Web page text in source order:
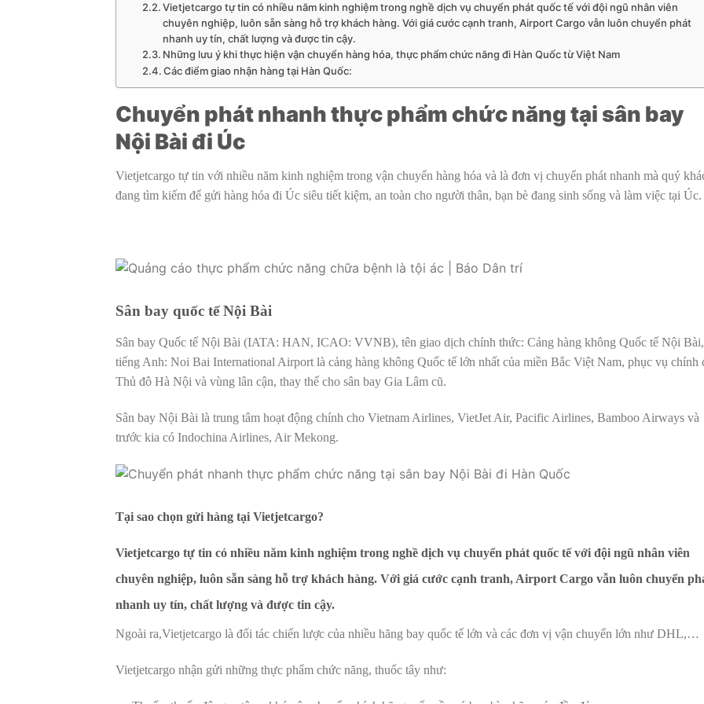
Vietjetcargo tự tin có nhiều năm kinh nghiệm trong nghề dịch vụ chuyển phát quốc tế với đội ngũ nhân viên
chuyên nghiệp, luôn sẵn sàng hỗ trợ khách hàng. Với giá cước cạnh tranh, Airport Cargo vẫn luôn chuyển phát
nhanh uy tín, chất lượng và được tin cậy.
Những lưu ý khi thực hiện vận chuyển hàng hóa, thực phẩm chức năng đi Hàn Quốc từ Việt Nam
Các điểm giao nhận hàng tại Hàn Quốc:
Chuyển phát nhanh thực phẩm chức năng tại sân bay
Nội Bài đi Úc
Vietjetcargo tự tin với nhiều năm kinh nghiệm trong vận chuyển hàng hóa và là đơn vị chuyển phát nhanh mà quý
đang tìm kiếm để gửi hàng hóa đi Úc siêu tiết kiệm, an toàn cho người thân, bạn bè đang sinh sống và làm việc tại Úc.
Sân bay quốc tế Nội Bài
Sân bay Quốc tế Nội Bài (IATA: HAN, ICAO: VVNB), tên giao dịch chính thức: Cảng hàng không Quốc tế Nội Bài,
tiếng Anh: Noi Bai International Airport là cảng hàng không Quốc tế lớn nhất của miền Bắc Việt Nam, phục vụ chính
Thủ đô Hà Nội và vùng lân cận, thay thế cho sân bay Gia Lâm cũ.
Sân bay Nội Bài là trung tâm hoạt động chính cho Vietnam Airlines, VietJet Air, Pacific Airlines, Bamboo Airways và
trước kia có Indochina Airlines, Air Mekong.
Tại sao chọn gửi hàng tại Vietjetcargo?
Vietjetcargo tự tin có nhiều năm kinh nghiệm trong nghề dịch vụ chuyển phát quốc tế với đội ngũ nhân viên
chuyên nghiệp, luôn sẵn sàng hỗ trợ khách hàng. Với giá cước cạnh tranh, Airport Cargo vẫn luôn chuyển
nhanh uy tín, chất lượng và được tin cậy.
Ngoài ra,Vietjetcargo là đối tác chiến lược của nhiều hãng bay quốc tế lớn và các đơn vị vận chuyển lớn như DHL,…
Vietjetcargo nhận gửi những thực phẩm chức năng, thuốc tây như: